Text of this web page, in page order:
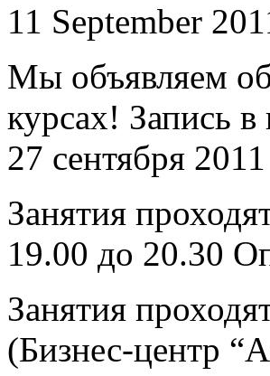
11 September
Мы объявляем
курсах! Запись
27 сентября
Занятия
19.00 до 20.30
Занятия
(Бизнес-центр